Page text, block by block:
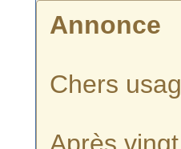
Annonce
Chers